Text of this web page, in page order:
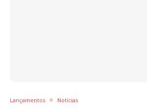
Lançamentos Notícias